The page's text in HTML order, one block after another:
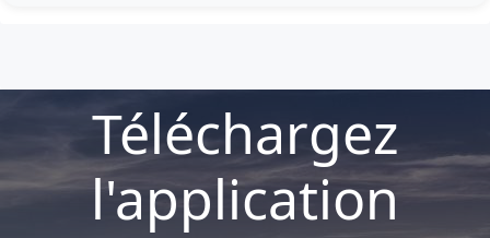
Téléchargez
l'application